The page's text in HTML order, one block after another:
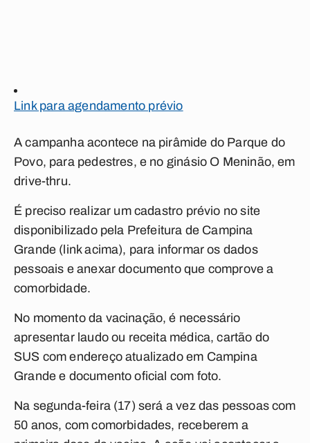
Link para agendamento prévio
A campanha acontece na pirâmide do Parque do
Povo, para pedestres, e no ginásio O Meninão, em
drive-thru.
É preciso realizar um cadastro prévio no site
disponibilizado pela Prefeitura de Campina
Grande (link acima), para informar os dados
pessoais e anexar documento que comprove a
comorbidade.
No momento da vacinação, é necessário
apresentar laudo ou receita médica, cartão do
SUS com endereço atualizado em Campina
Grande e documento oficial com foto.
Na segunda-feira (17) será a vez das pessoas com
50 anos, com comorbidades, receberem a